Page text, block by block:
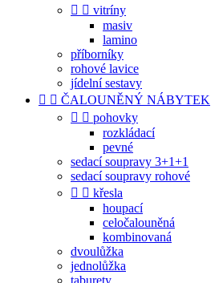
  vitríny
masiv
lamino
příborníky
rohové lavice
jídelní sestavy
  ČALOUNĚNÝ NÁBYTEK
  pohovky
rozkládací
pevné
sedací soupravy 3+1+1
sedací soupravy rohové
  křesla
houpací
celočalouněná
kombinovaná
dvoulůžka
jednolůžka
taburety